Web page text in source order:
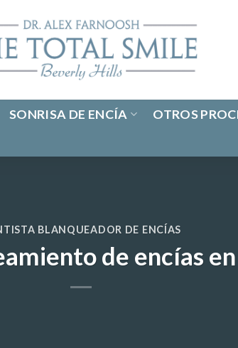
SONRISA DE ENCÍA OTROS
BLANQUEADOR DE ENCÍAS
de encías